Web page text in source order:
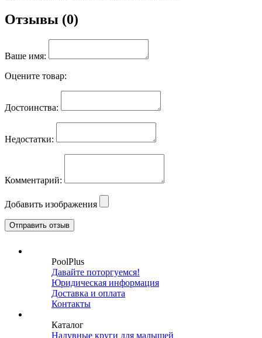
Отзывы (0)
Ваше имя:
Оцените товар:
Достоинства:
Недостатки:
Комментарий:
Добавить изображения
PoolPlus
Давайте поторгуемся!
Юридическая информация
Доставка и оплата
Контакты
Каталог
Надувные круги для малышей